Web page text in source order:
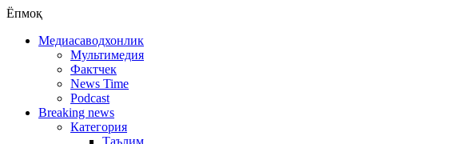
Ёпмоқ
Медиасаводхонлик
Мультимедия
Фактчек
News Time
Podcast
Breaking news
Категория
Таълим